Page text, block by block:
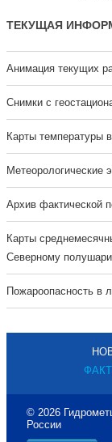
ТЕКУЩАЯ
Анимация текущих
Cнимки с
Карты температуры
Метеорологические
Архив фактической
Карты
Северному
Пожароопасность в
© 2026
России